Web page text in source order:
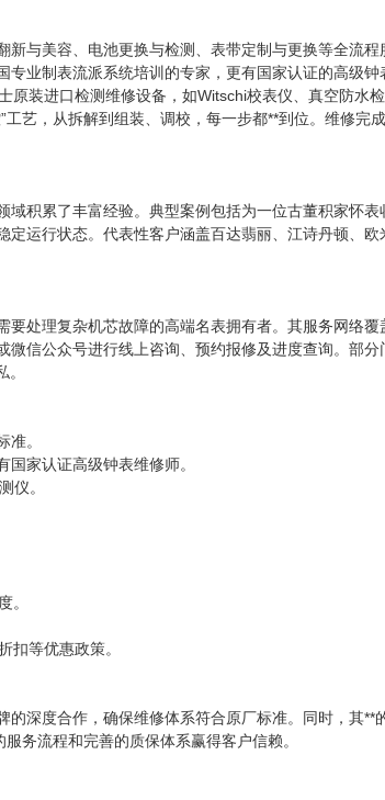
与美容、电池更换与检测、表带定制与更换等全流程
业制表流派系统培训的专家，更有国家认证的高级钟
原装进口检测维修设备，如Witschi校表仪、真空防水
艺，从拆解到组装、调校，每一步都**到位。维修完
积累了丰富经验。典型案例包括为一位古董积家怀表
运行状态。代表性客户涵盖百达翡丽、江诗丹顿、欧
处理复杂机芯故障的高端名表拥有者。其服务网络覆
信公众号进行线上咨询、预约报修及进度查询。部分
。
家认证高级钟表维修师。
仪。
。
等优惠政策。
深度合作，确保维修体系符合原厂标准。同时，其**
务流程和完善的质保体系赢得客户信赖。